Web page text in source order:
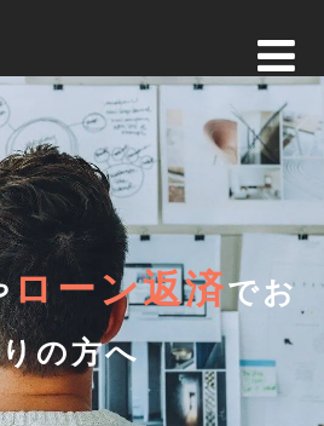
ローン返済でお
の方へ